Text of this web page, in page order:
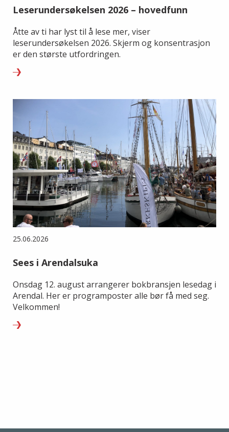
Leserundersøkelsen 2026 – hovedfunn
Åtte av ti har lyst til å lese mer, viser
leserundersøkelsen 2026. Skjerm og konsentrasjon
er den største utfordringen.
25.06.2026
Sees i Arendalsuka
Onsdag 12. august arrangerer bokbransjen lesedag i
Arendal. Her er programposter alle bør få med seg.
Velkommen!